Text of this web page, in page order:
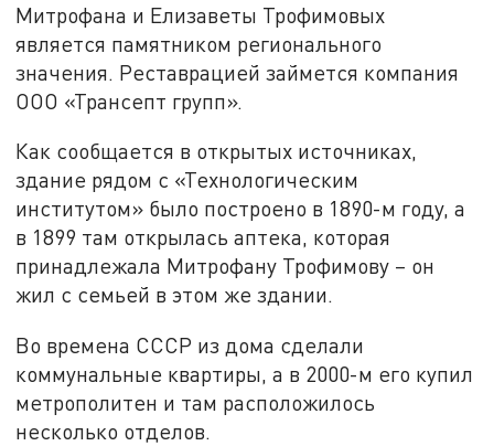
Митрофана и Елизаветы Трофимовых
является памятником регионального
значения. Реставрацией займется компания
ООО «Трансепт групп».
Как сообщается в открытых источниках,
здание рядом с «Технологическим
институтом» было построено в 1890-м году, а
в 1899 там открылась аптека, которая
принадлежала Митрофану Трофимову – он
жил с семьей в этом же здании.
Во времена СССР из дома сделали
коммунальные квартиры, а в 2000-м его купил
метрополитен и там расположилось
несколько отделов.